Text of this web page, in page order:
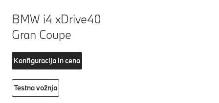
BMW i4 xDrive40
Gran Coupe
Konfiguracija in cena
Testna vožnja